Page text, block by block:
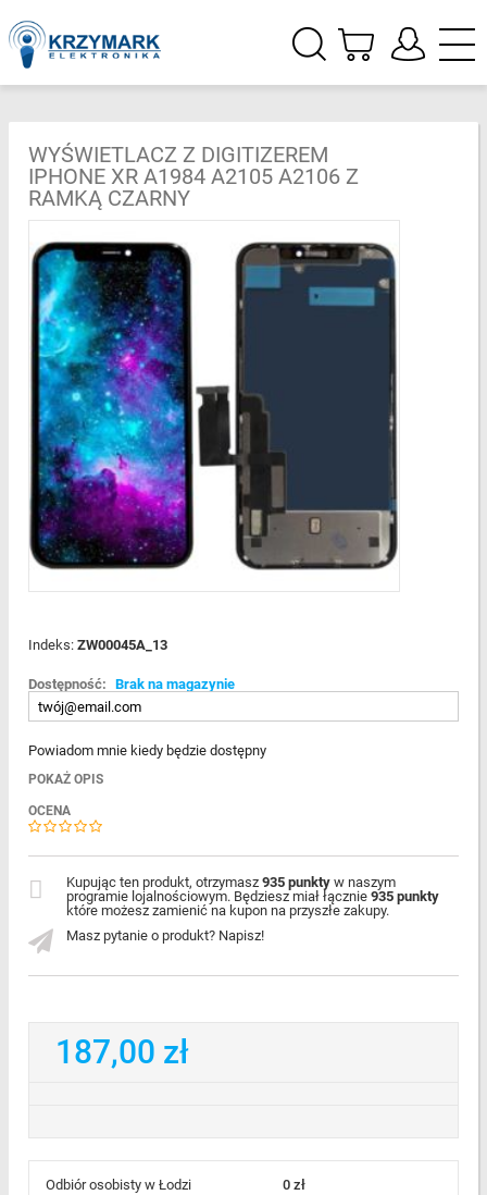
WYŚWIETLACZ Z DIGITIZEREM
IPHONE XR A1984 A2105 A2106 Z
RAMKĄ CZARNY
Indeks: ZW00045A_13
Dostępność: Brak na magazynie
Powiadom mnie kiedy będzie dostępny
POKAŻ OPIS
OCENA
Masz pytanie o produkt? Napisz!
Kupując ten produkt, otrzymasz 935 punkty w naszym
programie lojalnościowym. Będziesz miał łącznie 935 punkty
które możesz zamienić na kupon na przyszłe zakupy.
187,00 zł
Odbiór osobisty w Łodzi
0 zł